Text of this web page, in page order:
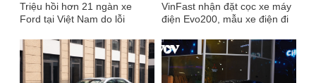
Triệu hồi hơn 21 ngàn xe
Ford tại Việt Nam do lỗi
VinFast nhận đặt cọc xe máy
điện Evo200, mẫu xe điện đi